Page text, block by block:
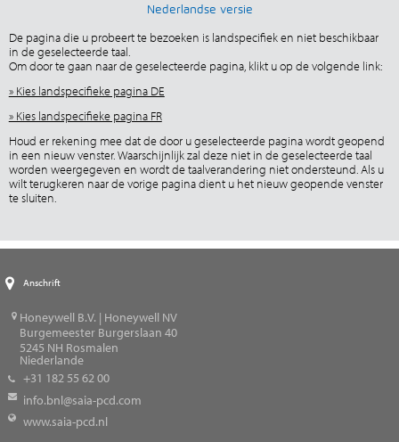
Nederlandse versie
De pagina die u probeert te bezoeken is landspecifiek en niet beschikbaar
in de geselecteerde taal.
Om door te gaan naar de geselecteerde pagina, klikt u op de volgende link:
» Kies landspecifieke pagina DE
» Kies landspecifieke pagina FR
Houd er rekening mee dat de door u geselecteerde pagina wordt geopend
in een nieuw venster. Waarschijnlijk zal deze niet in de geselecteerde taal
worden weergegeven en wordt de taalverandering niet ondersteund. Als u
wilt terugkeren naar de vorige pagina dient u het nieuw geopende venster
te sluiten.
Anschrift
Honeywell B.V. | Honeywell NV
Burgemeester Burgerslaan 40
5245 NH Rosmalen
Niederlande
+31 182 55 62 00
info.bnl@saia-pcd.com
www.saia-pcd.nl